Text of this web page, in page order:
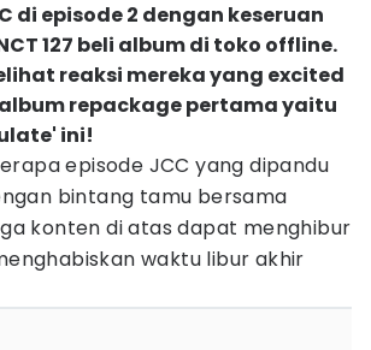
di episode 2 dengan keseruan
127 beli album di toko offline.
reaksi mereka yang excited
repackage pertama yaitu
ini!
episode JCC yang dipandu
bintang tamu bersama
konten di atas dapat menghibur
waktu libur akhir